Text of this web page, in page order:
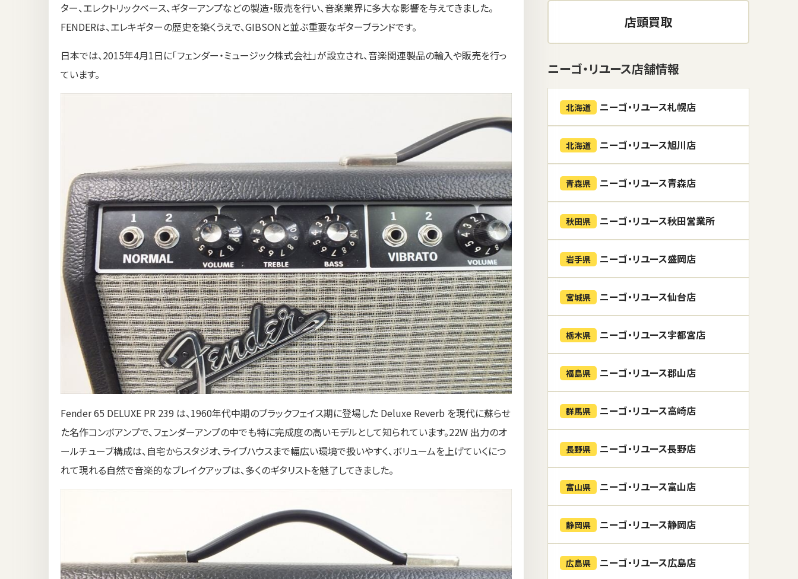
ター、エレクトリックベース、ギターアンプなどの製造・販売を行い、音楽業界に多大な影響を与えてきました。
FENDERは、エレキギターの歴史を築くうえで、GIBSONと並ぶ重要なギターブランドです。
日本では、2015年4月1日に「フェンダー・ミュージック株式会社」が設立され、音楽関連製品の輸入や販売を行っ
ています。
Fender 65 DELUXE PR 239 は、1960年代中期のブラックフェイス期に登場した Deluxe Reverb を現代に蘇らせ
た名作コンボアンプで、フェンダーアンプの中でも特に完成度の高いモデルとして知られています。22W 出力のオ
ールチューブ構成は、自宅からスタジオ、ライブハウスまで幅広い環境で扱いやすく、ボリュームを上げていくにつ
れて現れる自然で音楽的なブレイクアップは、多くのギタリストを魅了してきました。
店頭買取
ニーゴ・リユース店舗情報
北海道 ニーゴ・リユース札幌店
北海道 ニーゴ・リユース旭川店
青森県 ニーゴ・リユース青森店
秋田県 ニーゴ・リユース秋田営業所
岩手県 ニーゴ・リユース盛岡店
宮城県 ニーゴ・リユース仙台店
栃木県 ニーゴ・リユース宇都宮店
福島県 ニーゴ・リユース郡山店
群馬県 ニーゴ・リユース高崎店
長野県 ニーゴ・リユース長野店
富山県 ニーゴ・リユース富山店
静岡県 ニーゴ・リユース静岡店
広島県 ニーゴ・リユース広島店